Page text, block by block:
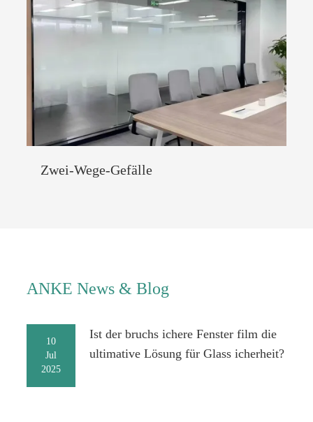
Zwei-Wege-Gefälle
ANKE News & Blog
10
Jul
2025
Ist der bruchs ichere Fenster film die
ultimative Lösung für Glass icherheit?